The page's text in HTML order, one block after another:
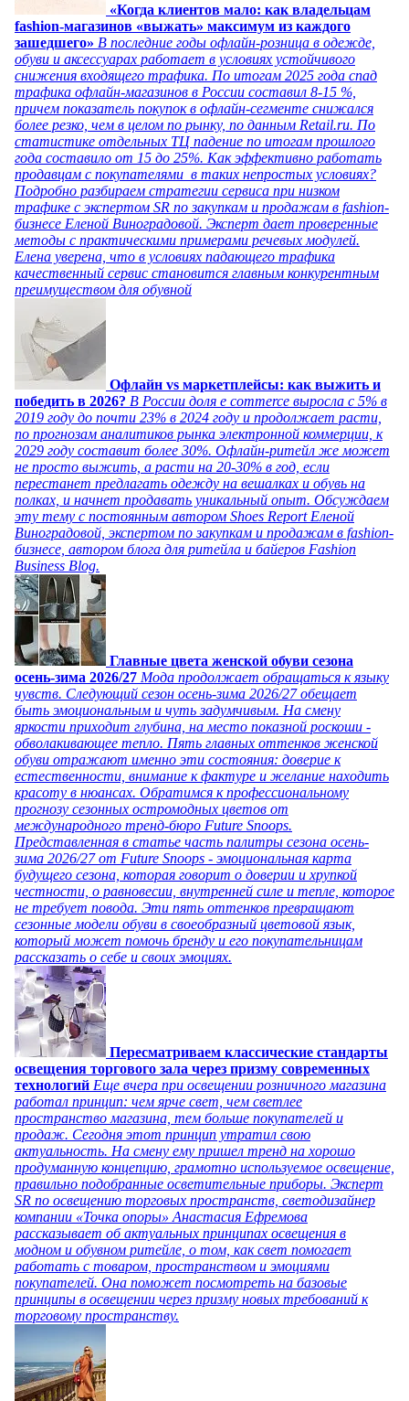
«Когда клиентов мало: как владельцам
fashion-магазинов «выжать» максимум из каждого
зашедшего» В последние годы офлайн-розница в одежде,
обуви и аксессуарах работает в условиях устойчивого
снижения входящего трафика. По итогам 2025 года спад
трафика офлайн-магазинов в России составил 8-15 %,
причем показатель покупок в офлайн-сегменте снижался
более резко, чем в целом по рынку, по данным Retail.ru. По
статистике отдельных ТЦ падение по итогам прошлого
года составило от 15 до 25%. Как эффективно работать
продавцам с покупателями в таких непростых условиях?
Подробно разбираем стратегии сервиса при низком
трафике с экспертом SR по закупкам и продажам в fashion-
бизнесе Еленой Виноградовой. Эксперт дает проверенные
методы с практическими примерами речевых модулей.
Елена уверена, что в условиях падающего трафика
качественный сервис становится главным конкурентным
преимуществом для обувной
Офлайн vs маркетплейсы: как выжить и
победить в 2026? В России доля e commerce выросла с 5% в
2019 году до почти 23% в 2024 году и продолжает расти,
по прогнозам аналитиков рынка электронной коммерции, к
2029 году составит более 30%. Офлайн-ритейл же может
не просто выжить, а расти на 20-30% в год, если
перестанет предлагать одежду на вешалках и обувь на
полках, и начнет продавать уникальный опыт. Обсуждаем
эту тему с постоянным автором Shoes Report Еленой
Виноградовой, экспертом по закупкам и продажам в fashion-
бизнесе, автором блога для ритейла и байеров Fashion
Business Blog.
Главные цвета женской обуви сезона
осень-зима 2026/27 Мода продолжает обращаться к языку
чувств. Следующий сезон осень-зима 2026/27 обещает
быть эмоциональным и чуть задумчивым. На смену
яркости приходит глубина, на место показной роскоши -
обволакивающее тепло. Пять главных оттенков женской
обуви отражают именно эти состояния: доверие к
естественности, внимание к фактуре и желание находить
красоту в нюансах. Обратимся к профессиональному
прогнозу сезонных остромодных цветов от
международного тренд-бюро Future Snoops.
Представленная в статье часть палитры сезона осень-
зима 2026/27 от Future Snoops - эмоциональная карта
будущего сезона, которая говорит о доверии и хрупкой
честности, о равновесии, внутренней силе и тепле, которое
не требует повода. Эти пять оттенков превращают
сезонные модели обуви в своеобразный цветовой язык,
который может помочь бренду и его покупательницам
рассказать о себе и своих эмоциях.
Пересматриваем классические стандарты
освещения торгового зала через призму современных
технологий Еще вчера при освещении розничного магазина
работал принцип: чем ярче свет, чем светлее
пространство магазина, тем больше покупателей и
продаж. Сегодня этот принцип утратил свою
актуальность. На смену ему пришел тренд на хорошо
продуманную концепцию, грамотно используемое освещение,
правильно подобранные осветительные приборы. Эксперт
SR по освещению торговых пространств, светодизайнер
компании «Точка опоры» Анастасия Ефремова
рассказывает об актуальных принципах освещения в
модном и обувном ритейле, о том, как свет помогает
работать с товаром, пространством и эмоциями
покупателей. Она поможет посмотреть на базовые
принципы в освещении через призму новых требований к
торговому пространству.